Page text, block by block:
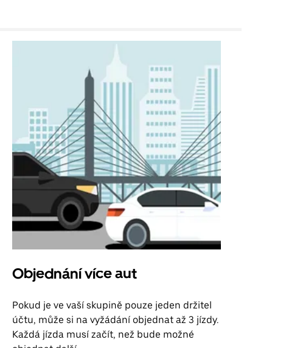
Objednání více aut
Pokud je ve vaší skupině pouze jeden držitel
účtu, může si na vyžádání objednat až 3 jízdy.
Každá jízda musí začít, než bude možné